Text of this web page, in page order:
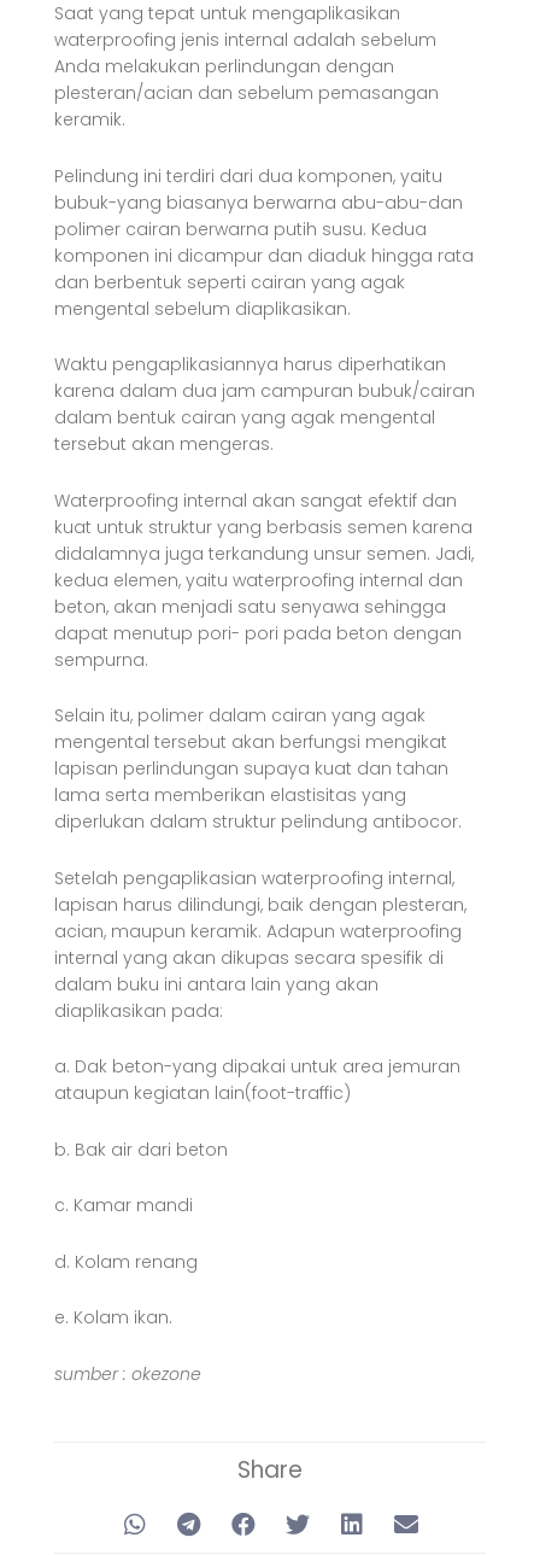
Saat yang tepat untuk mengaplikasikan
waterproofing jenis internal adalah sebelum
Anda melakukan perlindungan dengan
plesteran/acian dan sebelum pemasangan
keramik.
Pelindung ini terdiri dari dua komponen, yaitu
bubuk-yang biasanya berwarna abu-abu-dan
polimer cairan berwarna putih susu. Kedua
komponen ini dicampur dan diaduk hingga rata
dan berbentuk seperti cairan yang agak
mengental sebelum diaplikasikan.
Waktu pengaplikasiannya harus diperhatikan
karena dalam dua jam campuran bubuk/cairan
dalam bentuk cairan yang agak mengental
tersebut akan mengeras.
Waterproofing internal akan sangat efektif dan
kuat untuk struktur yang berbasis semen karena
didalamnya juga terkandung unsur semen. Jadi,
kedua elemen, yaitu waterproofing internal dan
beton, akan menjadi satu senyawa sehingga
dapat menutup pori- pori pada beton dengan
sempurna.
Selain itu, polimer dalam cairan yang agak
mengental tersebut akan berfungsi mengikat
lapisan perlindungan supaya kuat dan tahan
lama serta memberikan elastisitas yang
diperlukan dalam struktur pelindung antibocor.
Setelah pengaplikasian waterproofing internal,
lapisan harus dilindungi, baik dengan plesteran,
acian, maupun keramik. Adapun waterproofing
internal yang akan dikupas secara spesifik di
dalam buku ini antara lain yang akan
diaplikasikan pada:
a. Dak beton-yang dipakai untuk area jemuran
ataupun kegiatan lain(foot-traffic)
b. Bak air dari beton
c. Kamar mandi
d. Kolam renang
e. Kolam ikan.
sumber : okezone
Share